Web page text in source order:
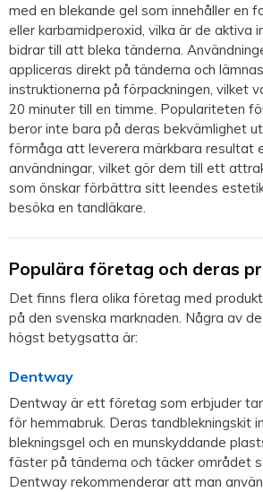
med en blekande gel som innehåller en
eller karbamidperoxid, vilka är de aktiva
bidrar till att bleka tänderna.
appliceras direkt på tänderna och
instruktionerna på förpackningen, vilket
20 minuter till en timme. Populariteten
beror inte bara på deras bekvämlighet
förmåga att leverera märkbara resultat
användningar, vilket gör dem till ett
som önskar förbättra sitt leendes
besöka en tandläkare.
Populära företag och deras
Det finns flera olika företag med
på den svenska marknaden. Några av
högst betygsatta är:
Dentway
Dentway är ett företag som erbjuder
för hemmabruk. Deras tandblekningskit
blekningsgel och en munskyddande
fäster på tänderna och täcker området
Dentway rekommenderar att man